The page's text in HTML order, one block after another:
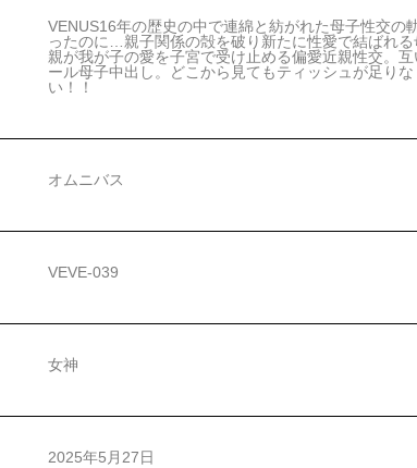
VENUS16年の歴史の中で連綿と紡がれた母子性交
ったのに…親子関係の殻を破り新たに性愛で結ばれ
親が我が子の愛を子宮で受け止める偏愛近親性交。
ール母子中出し。どこから見てもティッシュが足り
い！！
オムニバス
VEVE-039
女神
2025年5月27日